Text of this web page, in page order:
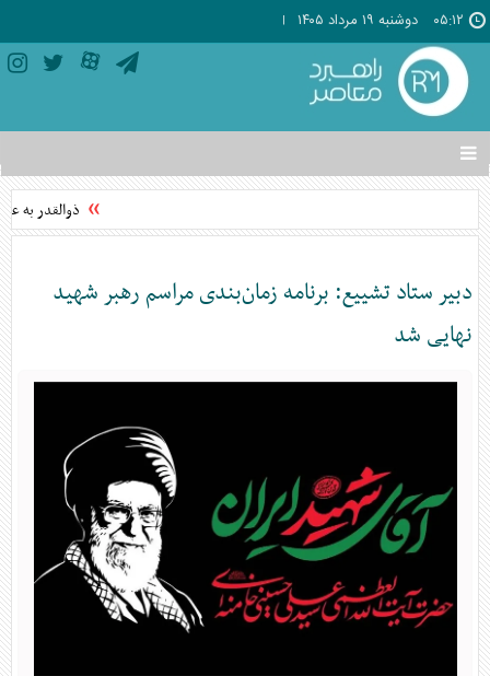
۰۵:۱۲ دوشنبه ۱۹ مرداد ۱۴۰۵
تغییر
وضعیت
منوی
ها
ذوالقدر به
دبیر ستاد تشییع: برنامه زمان‌بندی مراسم رهبر شهید
نهایی شد